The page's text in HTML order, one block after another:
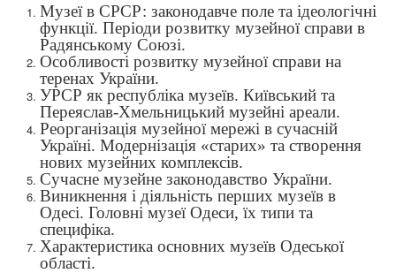
Музеї в СРСР: законодавче поле та ідеологічні
функції. Періоди розвитку музейної справи в
Радянському Союзі.
Особливості розвитку музейної справи на
теренах України.
УРСР як республіка музеїв. Київський та
Переяслав-Хмельницький музейні ареали.
Реорганізація музейної мережі в сучасній
Україні. Модернізація «старих» та створення
нових музейних комплексів.
Сучасне музейне законодавство України.
Виникнення і діяльність перших музеїв в
Одесі. Головні музеї Одеси, їх типи та
специфіка.
Характеристика основних музеїв Одеської
області.